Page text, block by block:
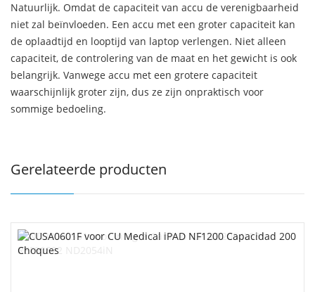
Natuurlijk. Omdat de capaciteit van accu de verenigbaarheid
niet zal beïnvloeden. Een accu met een groter capaciteit kan
de oplaadtijd en looptijd van laptop verlengen. Niet alleen
capaciteit, de controlering van de maat en het gewicht is ook
belangrijk. Vanwege accu met een grotere capaciteit
waarschijnlijk groter zijn, dus ze zijn onpraktisch voor
sommige bedoeling.
Gerelateerde producten